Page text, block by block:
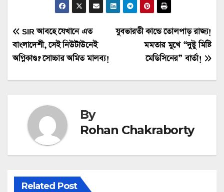
Post
navigation
যুবভারতী কান্ডে তোলপাড় রাজ্য!
মমতার মুখে “দুষ্টু মিষ্টি
মেডিসিনের” বার্তা!
SIR আবহে যেখানে এত
বাংলাদেশী, সেই নিউটাউনেই
অগ্নিকাণ্ড? সোচ্চার অমিত মালব্য!
By
Rohan Chakraborty
Related Post